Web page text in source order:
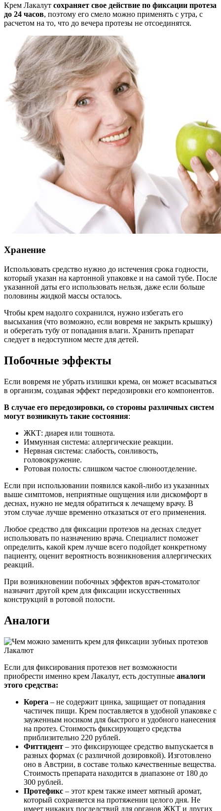
Крем Лакалут сохраняет свое действие по фиксации протеза
до 24 часов, поэтому его смело можно применять с утра, с
расчетом на то, что до вечера протезы не отсоединятся.
Хранение
Использовать средство нужно до истечения срока годности,
который указан на картонной упаковке и на самой тубе. После
указанной даты его использовать нельзя, даже если больше
половины жидкой массы осталось.
Чтобы крем надолго сохранился, нужно избегать его
высыхания (что возможно, если вовремя не закрыть крышку)
и оберегать тубу от попадания влаги. Хранить препарат
следует в недоступном месте для детей.
Побочные эффекты
Если вовремя не убрать излишки крема, он может всасываться
в организм, создавая эффект передозировки его компонентов.
В случае его передозировки, со стороны различных систем
могут возникнуть такие состояния:
ЖКТ: диарея или тошнота.
Иммунная система: аллергические реакции.
Нервная система: слабость, сонливость,
головокружение.
Ротовая полость: слишком частое слюноотделение.
Если при использовании появился какой-либо из указанных
выше симптомов, неприятные ощущения или дискомфорт в
деснах, нужно не медля обратиться к лечащему врачу. В
этом случае лучше временно отказаться от его применения.
Любое средство для фиксации протезов на деснах следует
использовать по назначению врача. Специалист поможет
определить, какой крем лучше всего подойдет конкретному
пациенту, оценит вероятность возникновения аллергических
реакций.
При возникновении побочных эффектов врач-стоматолог
назначит другой крем для фиксации искусственных
конструкций в ротовой полости.
Аналоги
Если для фиксирования протезов нет возможности
приобрести именно крем Лакалут, есть доступные аналоги
этого средства:
Корега – не содержит цинка, защищает от попадания
частичек пищи. Крем поставляется в удобной упаковке с
зауженным носиком для быстрого и удобного нанесения
на протез. Стоимость фиксирующего средства
приблизительно 220 рублей.
Фиттидент – это фиксирующее средство выпускается в
разных формах (с различной дозировкой). Изготовлено
оно в Австрии, в составе только качественные вещества.
Стоимость препарата находится в диапазоне от 180 до
300 рублей.
Протефикс – этот крем также имеет мятный аромат,
который сохраняется на протяжении целого дня. Не
имеет никаких последствий для органов ЖКТ и других